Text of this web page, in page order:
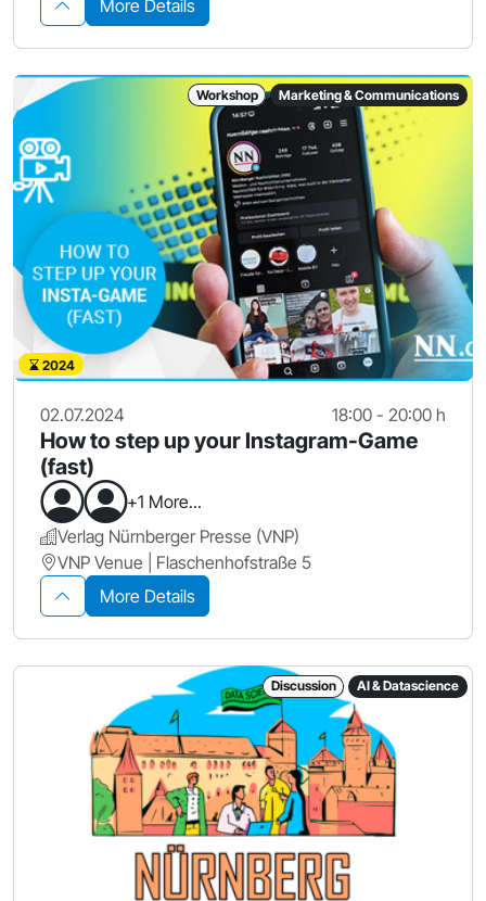
More Details
Workshop Marketing & Communications
2024
02.07.2024 18:00 - 20:00 h
How to step up your Instagram-Game
(fast)
+1 More...
Verlag Nürnberger Presse (VNP)
VNP Venue | Flaschenhofstraße 5
More Details
Discussion AI & Datascience